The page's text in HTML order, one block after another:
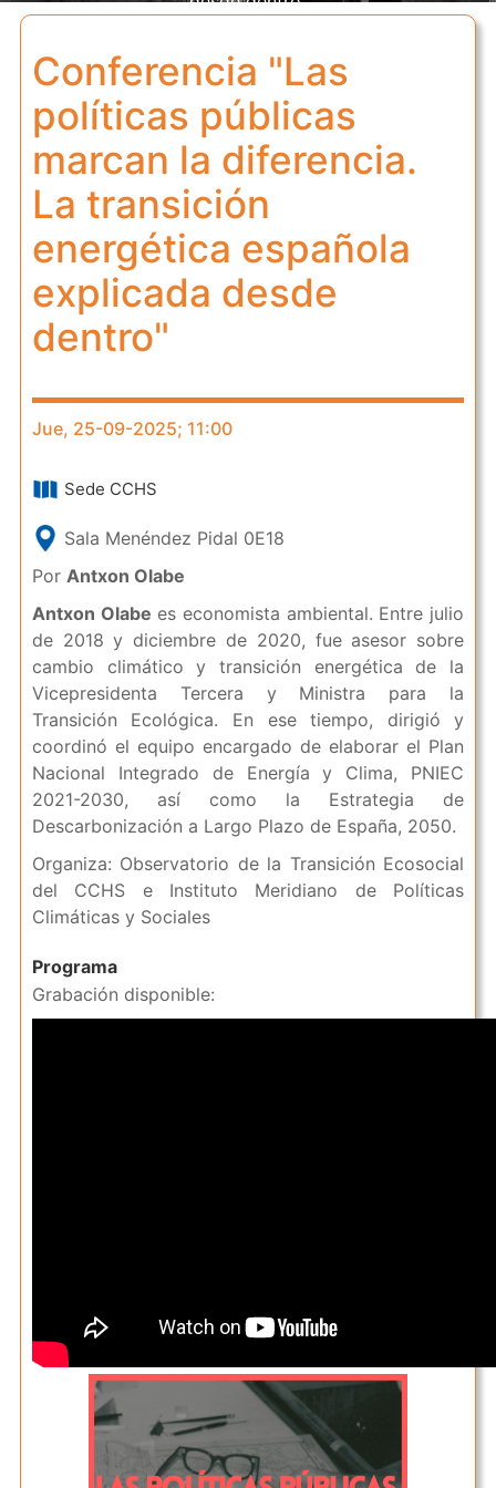
Conferencia "Las
políticas públicas
marcan la diferencia.
La transición
energética española
explicada desde
dentro"
Jue, 25-09-2025; 11:00
Sede CCHS
Sala Menéndez Pidal 0E18
Por Antxon Olabe
Antxon Olabe es economista ambiental. Entre julio
de 2018 y diciembre de 2020, fue asesor sobre
cambio climático y transición energética de la
Vicepresidenta Tercera y Ministra para la
Transición Ecológica. En ese tiempo, dirigió y
coordinó el equipo encargado de elaborar el Plan
Nacional Integrado de Energía y Clima, PNIEC
2021-2030, así como la Estrategia de
Descarbonización a Largo Plazo de España, 2050.
Organiza: Observatorio de la Transición Ecosocial
del CCHS e Instituto Meridiano de Políticas
Climáticas y Sociales
Programa
Grabación disponible: